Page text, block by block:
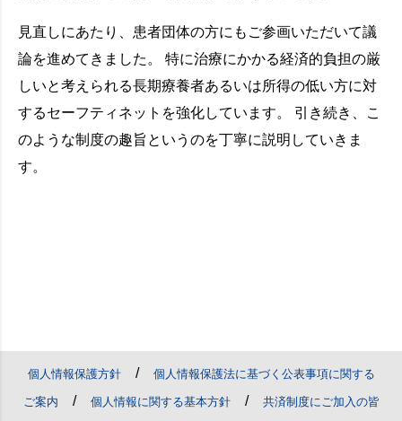
見直しにあたり、患者団体の方にもご参画いただいて議
論を進めてきました。 特に治療にかかる経済的負担の厳
しいと考えられる長期療養者あるいは所得の低い方に対
するセーフティネットを強化しています。 引き続き、こ
のような制度の趣旨というのを丁寧に説明していきま
す。
個人情報保護方針/ 個人情報保護法に基づく公表事項に関する
ご案内 / 個人情報に関する基本方針/ 共済制度にご加入の皆